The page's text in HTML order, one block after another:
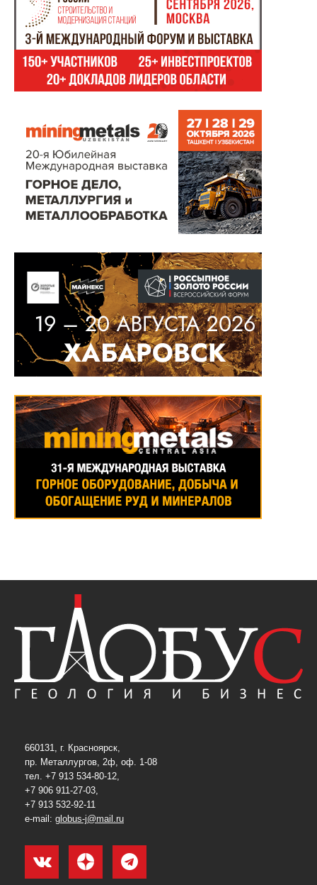
660131, г. Красноярск,
пр. Металлургов, 2ф, оф. 1-08
тел. +7 913 534-80-12,
+7 906 911-27-03,
+7 913 532-92-11
e-mail: globus-j@mail.ru